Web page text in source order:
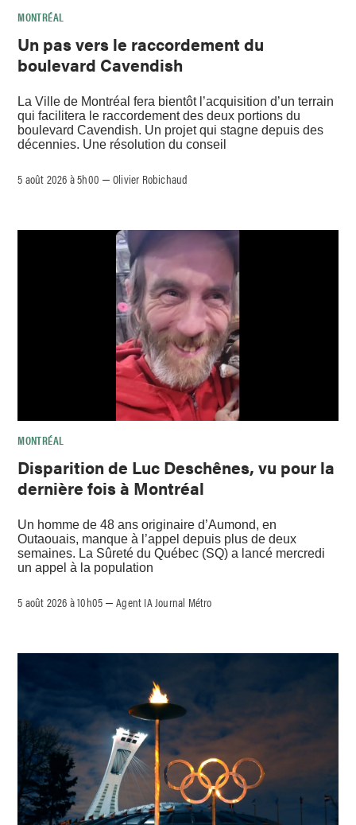
MONTRÉAL
Un pas vers le raccordement du
boulevard Cavendish
La Ville de Montréal fera bientôt l’acquisition d’un terrain
qui facilitera le raccordement des deux portions du
boulevard Cavendish. Un projet qui stagne depuis des
décennies. Une résolution du conseil
5 août 2026 à 5h00 –Olivier Robichaud
MONTRÉAL
Disparition de Luc Deschênes, vu pour la
dernière fois à Montréal
Un homme de 48 ans originaire d’Aumond, en
Outaouais, manque à l’appel depuis plus de deux
semaines. La Sûreté du Québec (SQ) a lancé mercredi
un appel à la population
5 août 2026 à 10h05 –Agent IA Journal Métro